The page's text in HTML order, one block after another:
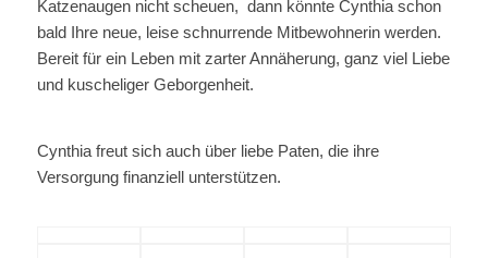
Katzenaugen nicht scheuen, dann könnte Cynthia schon
bald Ihre neue, leise schnurrende Mitbewohnerin werden.
Bereit für ein Leben mit zarter Annäherung, ganz viel Liebe
und kuscheliger Geborgenheit.
Cynthia freut sich auch über liebe Paten, die ihre
Versorgung finanziell unterstützen.